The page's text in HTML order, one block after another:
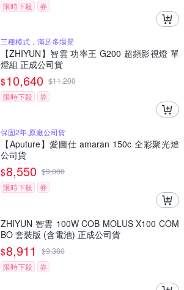
限時下殺
券
三種模式，滿足多場景
【ZHIYUN】智雲 功率王 G200 超頻影視燈 單
燈組 正成公司貨
$10,640 $11,200
限時下殺
券
保固2年,原廠公司貨
【Aputure】愛圖仕 amaran 150c 全彩聚光燈
公司貨
$8,550 $9,000
限時下殺
券
ZHIYUN 智雲 100W COB MOLUS X100 COM
BO 套裝版 (含電池) 正成公司貨
$8,911 $9,380
限時下殺
券